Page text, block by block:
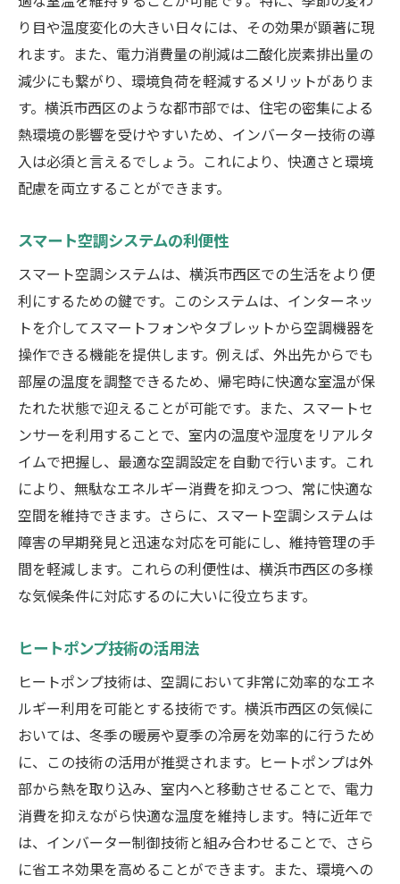
り目や温度変化の大きい日々には、その効果が顕著に現
れます。また、電力消費量の削減は二酸化炭素排出量の
減少にも繋がり、環境負荷を軽減するメリットがありま
す。横浜市西区のような都市部では、住宅の密集による
熱環境の影響を受けやすいため、インバーター技術の導
入は必須と言えるでしょう。これにより、快適さと環境
配慮を両立することができます。
スマート空調システムの利便性
スマート空調システムは、横浜市西区での生活をより便
利にするための鍵です。このシステムは、インターネッ
トを介してスマートフォンやタブレットから空調機器を
操作できる機能を提供します。例えば、外出先からでも
部屋の温度を調整できるため、帰宅時に快適な室温が保
たれた状態で迎えることが可能です。また、スマートセ
ンサーを利用することで、室内の温度や湿度をリアルタ
イムで把握し、最適な空調設定を自動で行います。これ
により、無駄なエネルギー消費を抑えつつ、常に快適な
空間を維持できます。さらに、スマート空調システムは
障害の早期発見と迅速な対応を可能にし、維持管理の手
間を軽減します。これらの利便性は、横浜市西区の多様
な気候条件に対応するのに大いに役立ちます。
ヒートポンプ技術の活用法
ヒートポンプ技術は、空調において非常に効率的なエネ
ルギー利用を可能とする技術です。横浜市西区の気候に
おいては、冬季の暖房や夏季の冷房を効率的に行うため
に、この技術の活用が推奨されます。ヒートポンプは外
部から熱を取り込み、室内へと移動させることで、電力
消費を抑えながら快適な温度を維持します。特に近年で
は、インバーター制御技術と組み合わせることで、さら
に省エネ効果を高めることができます。また、環境への